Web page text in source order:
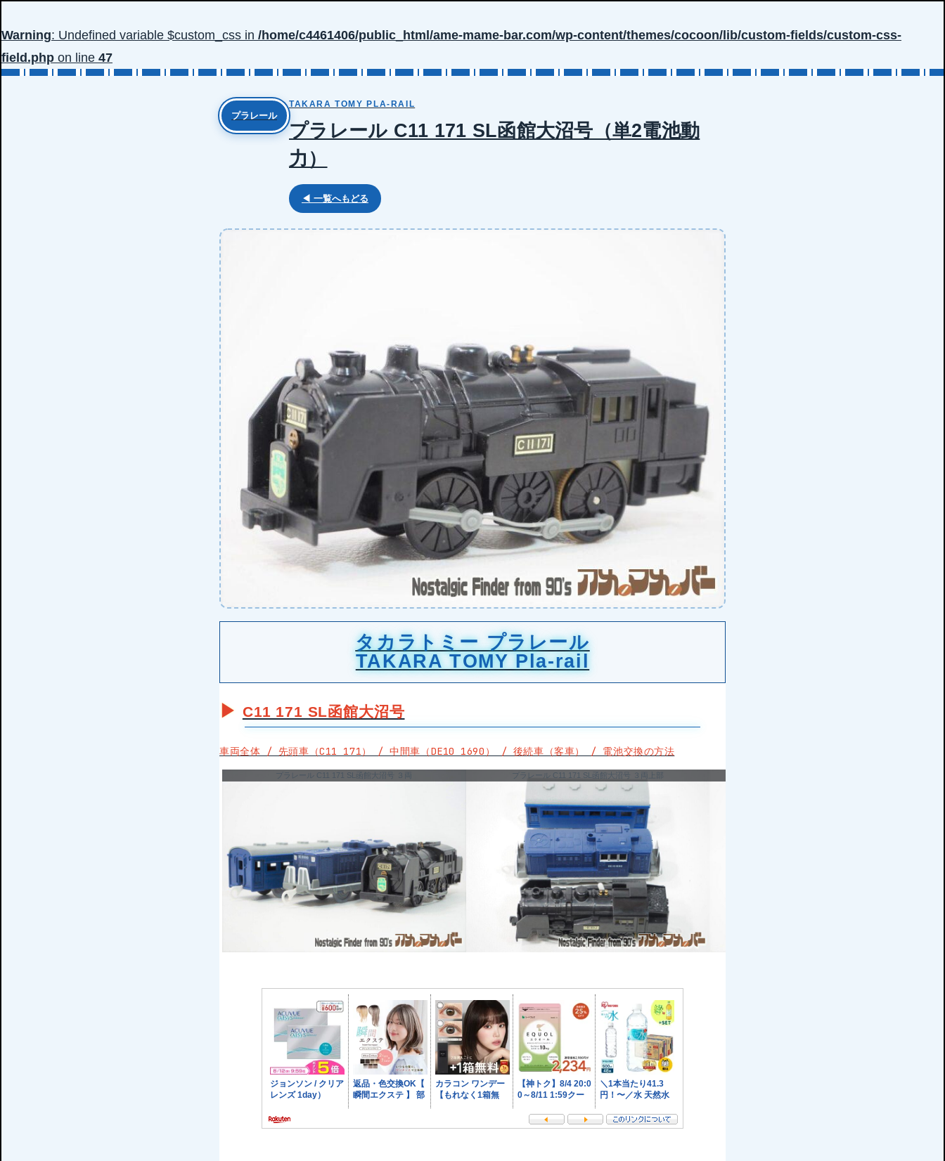
Warning: Undefined variable $custom_css in /home/c4461406/public_html/ame-mame-bar.com/wp-content/themes/cocoon/lib/custom-fields/custom-css-
field.php on line 47
プラレール
TAKARA TOMY PLA-RAIL
プラレール C11 171 SL函館大沼号（単2電池動
力）
◀ 一覧へもどる
タカラトミー プラレール
TAKARA TOMY Pla-rail
C11 171 SL函館大沼号
車両全体 / 先頭車（C11 171） / 中間車（DE10 1690） / 後続車（客車） / 電池交換の方法
プラレール C11 171 SL函館大沼号 ３両 プラレール C11 171 SL函館大沼号 ３両上部